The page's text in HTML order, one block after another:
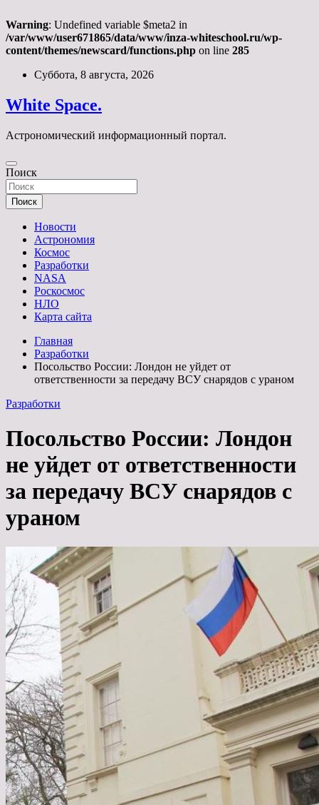
Warning: Undefined variable $meta2 in
/var/www/user671865/data/www/inza-whiteschool.ru/wp-
content/themes/newscard/functions.php on line 285
Перейти
содержимому
Суббота, 8 августа, 2026
White Space.
Астрономический информационный портал.
Поиск
Поиск
Новости
Астрономия
Космос
Разработки
NASA
Роскосмос
НЛО
Карта сайта
Главная
Разработки
Посольство России: Лондон не уйдет от
ответственности за передачу ВСУ снарядов с ураном
Разработки
Посольство России: Лондон
не уйдет от ответственности
за передачу ВСУ снарядов с
ураном